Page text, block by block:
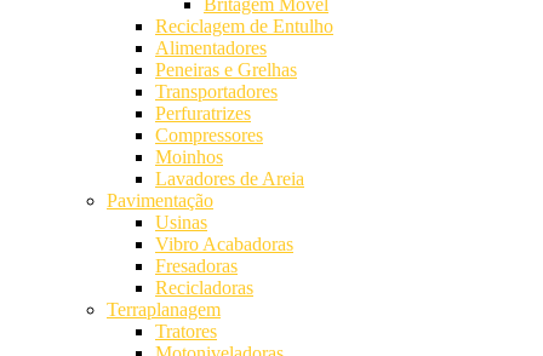
Britagem Móvel
Reciclagem de Entulho
Alimentadores
Peneiras e Grelhas
Transportadores
Perfuratrizes
Compressores
Moinhos
Lavadores de Areia
Pavimentação
Usinas
Vibro Acabadoras
Fresadoras
Recicladoras
Terraplanagem
Tratores